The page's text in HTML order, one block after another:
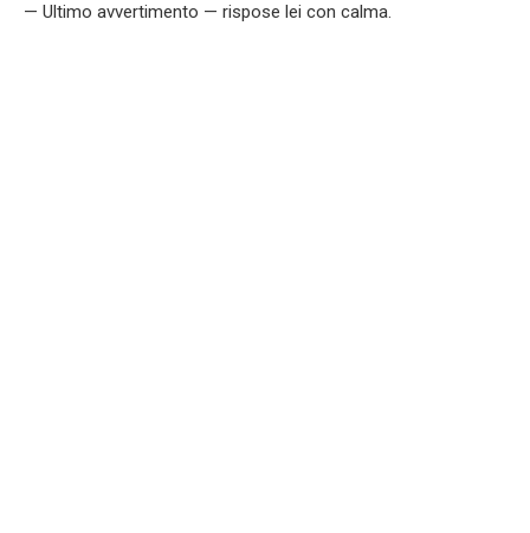
— Ultimo avvertimento — rispose lei con calma.